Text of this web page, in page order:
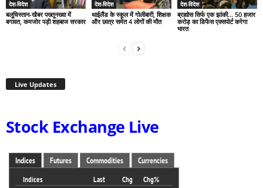
देश-विदेश
बलूचिस्तान-खैबर पख्तूनख्वा में
बगावत, कमजोर पड़ी शहबाज सरकार
देश-विदेश
थाईलैंड के स्कूल में गोलीबारी, शिक्षक
और छात्र समेत 4 लोगों की मौत
देश-विदेश
ब्रह्मोस सिर्फ एक झांकी… 50 हजार
करोड़ का डिफेंस एक्सपोर्ट करेगा
भारत
Live Updates
Stock Exchange Live